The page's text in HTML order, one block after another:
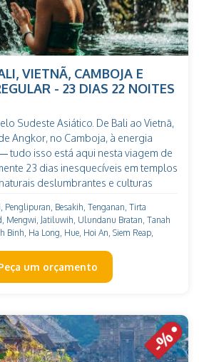
VIETNÃ, CAMBOJA E
- 23 DIAS 22 NOITES
Sudeste Asiático. De Bali ao Vietnã,
Angkor, no Camboja, à energia
tudo isso está aqui nesta viagem de
23 dias inesquecíveis em templos
deslumbrantes e culturas
Besakih, Tenganan, Tirta
Mengwi, Jatiluwih, Ulundanu Bratan, Tanah
Binh, Ha Long, Hue, Hoi An, Siem Reap,
um orçamento